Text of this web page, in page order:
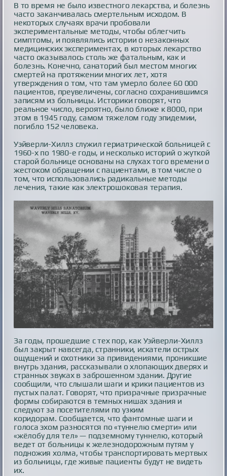
В то время не было известного лекарства, и болезнь
часто заканчивалась смертельным исходом. В
некоторых случаях врачи пробовали
экспериментальные методы, чтобы облегчить
симптомы, и появлялись истории о незаконных
медицинских экспериментах, в которых лекарство
часто оказывалось столь же фатальным, как и
болезнь. Конечно, санаторий был местом многих
смертей на протяжении многих лет, хотя
утверждения о том, что там умерло более 60 000
пациентов, преувеличены, согласно сохранившимся
записям из больницы. Историки говорят, что
реальное число, вероятно, было ближе к 8000, при
этом в 1945 году, самом тяжелом году эпидемии,
погибло 152 человека.
Уэйверли-Хиллз служил гериатрической больницей с
1960-х по 1980-е годы, и несколько историй о жуткой
старой больнице основаны на слухах того времени о
жестоком обращении с пациентами, в том числе о
том, что использовались радикальные методы
лечения, такие как электрошоковая терапия.
За годы, прошедшие с тех пор, как Уэйверли-Хиллз
был закрыт навсегда, странники, искатели острых
ощущений и охотники за привидениями, проникшие
внутрь здания, рассказывали о хлопающих дверях и
странных звуках в заброшенном здании. Другие
сообщили, что слышали шаги и крики пациентов из
пустых палат. Говорят, что призрачные призрачные
формы собираются в темных нишах здания и
следуют за посетителями по узким
коридорам. Сообщается, что фантомные шаги и
голоса эхом разносятся по «туннелю смерти» или
«жёлобу для тел» — подземному туннелю, который
ведет от больницы к железнодорожным путям у
подножия холма, чтобы транспортировать мертвых
из больницы, где живые пациенты будут не видеть
их.